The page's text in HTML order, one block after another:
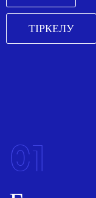
ТІРКЕЛУ
01